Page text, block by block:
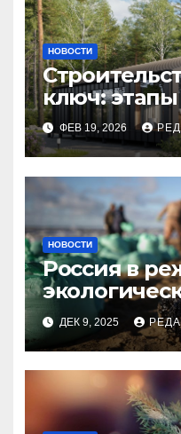
НОВОСТИ
ключ:
ФЕВ 19, 2026
НОВОСТИ
Россия в
ДЕК 9, 2025